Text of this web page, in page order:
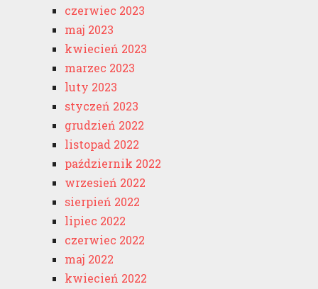
czerwiec 2023
maj 2023
kwiecień 2023
marzec 2023
luty 2023
styczeń 2023
grudzień 2022
listopad 2022
październik 2022
wrzesień 2022
sierpień 2022
lipiec 2022
czerwiec 2022
maj 2022
kwiecień 2022